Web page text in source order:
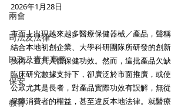
兩會
司法及法律
民政及青年事務
保安
教育
2026年1月28日
市面上出現越來越多醫療保健器械／產品，聲稱
結合本地初創企業、大學科研團隊所研發的創新
技術，並具人體保健功效。然而，這批產品欠缺
臨床研究數據支持下，卻廣泛於市面推廣，或使
公眾尤其是長者，對產品實際功效有誤解，無從
保障消費者的權益，甚至違反本地法律。就醫療